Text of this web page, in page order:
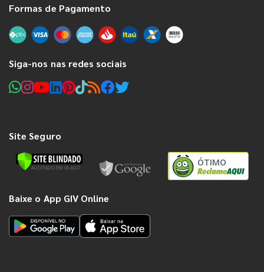
Formas de Pagamento
Siga-nos nas redes sociais
Site Seguro
ÓTIMO
Baixe o App GIV Online